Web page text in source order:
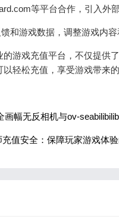
等平台合作，引入外
和游戏数据，调整游戏内
游戏充值平台，不仅提供
轻松充值，享受游戏带来
画幅无反相机与ov-
充值安全：保障玩家游戏体